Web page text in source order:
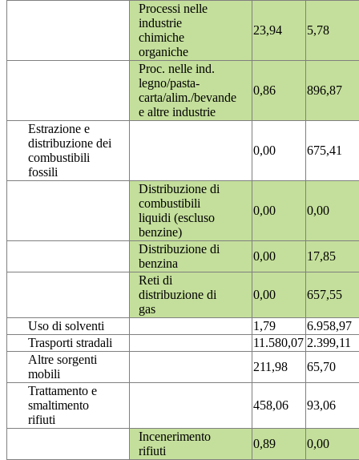
Processi nelle
industrie
chimiche
organiche
23,94 5,78
Proc. nelle ind.
legno/pasta-
carta/alim./bevande
e altre industrie
0,86 896,87
Estrazione e
distribuzione dei
combustibili
fossili
0,00 675,41
Distribuzione di
combustibili
liquidi (escluso
benzine)
0,00 0,00
Distribuzione di
benzina
0,00
17,85
Reti di
distribuzione di
gas
0,00 657,55
Uso di solventi 1,79
6.958,97
Trasporti stradali
11.580,07 2.399,11
Altre sorgenti
mobili
211,98
65,70
Trattamento e
smaltimento
rifiuti
458,06 93,06
Incenerimento
rifiuti
0,89
0,00